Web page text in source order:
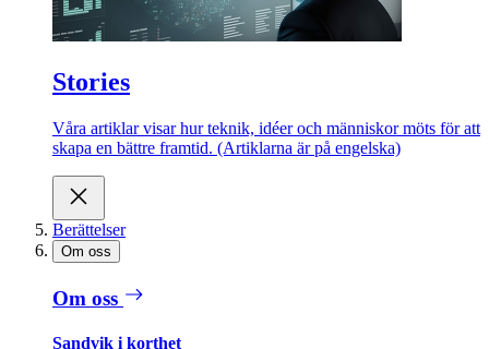
Stories
Våra artiklar visar hur teknik, idéer och människor möts för att
skapa en bättre framtid. (Artiklarna är på engelska)
Berättelser
Om oss
Om oss
Sandvik i korthet